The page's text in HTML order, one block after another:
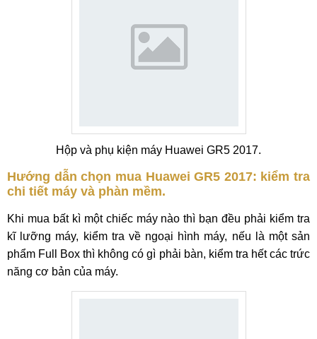
Hộp và phụ kiện máy Huawei GR5 2017.
Hướng dẫn chọn mua Huawei GR5 2017: kiểm tra
chi tiết máy và phàn mềm.
Khi mua bất kì một chiếc máy nào thì bạn đều phải kiểm tra
kĩ lưỡng máy, kiểm tra về ngoại hình máy, nếu là một sản
phẩm Full Box thì không có gì phải bàn, kiểm tra hết các trức
năng cơ bản của máy.